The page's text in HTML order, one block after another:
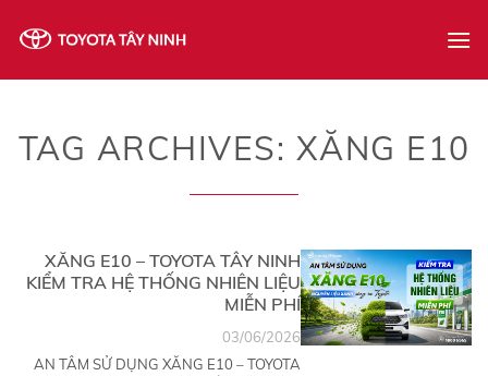
TAG ARCHIVES: XĂNG E10
XĂNG E10 – TOYOTA TÂY NINH
KIỂM TRA HỆ THỐNG NHIÊN LIỆU
MIỄN PHÍ
AN TÂM SỬ DỤNG XĂNG E10 – TOYOTA
03/06/2026